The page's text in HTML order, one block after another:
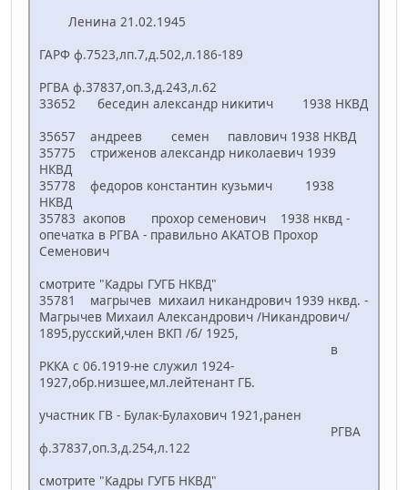
Ленина 21.02.1945
ГАРФ ф.7523,лп.7,д.502,л.186-189
РГВА ф.37837,оп.3,д.243,л.62
33652 беседин александр никитич 1938 НКВД
35657 андреев семен павлович 1938 НКВД
35775 стриженов александр николаевич 1939
НКВД
35778 федоров константин кузьмич 1938
НКВД
35783 акопов прохор семенович 1938 нквд -
опечатка в РГВА - правильно АКАТОВ Прохор
Семенович
смотрите "Кадры ГУГБ НКВД"
35781 магрычев михаил никандрович 1939 нквд. -
Магрычев Михаил Александрович /Никандрович/
1895,русский,член ВКП /б/ 1925,
в
РККА с 06.1919-не служил 1924-
1927,обр.низшее,мл.лейтенант ГБ.
участник ГВ - Булак-Булахович 1921,ранен
РГВА
ф.37837,оп.3,д.254,л.122
смотрите "Кадры ГУГБ НКВД"